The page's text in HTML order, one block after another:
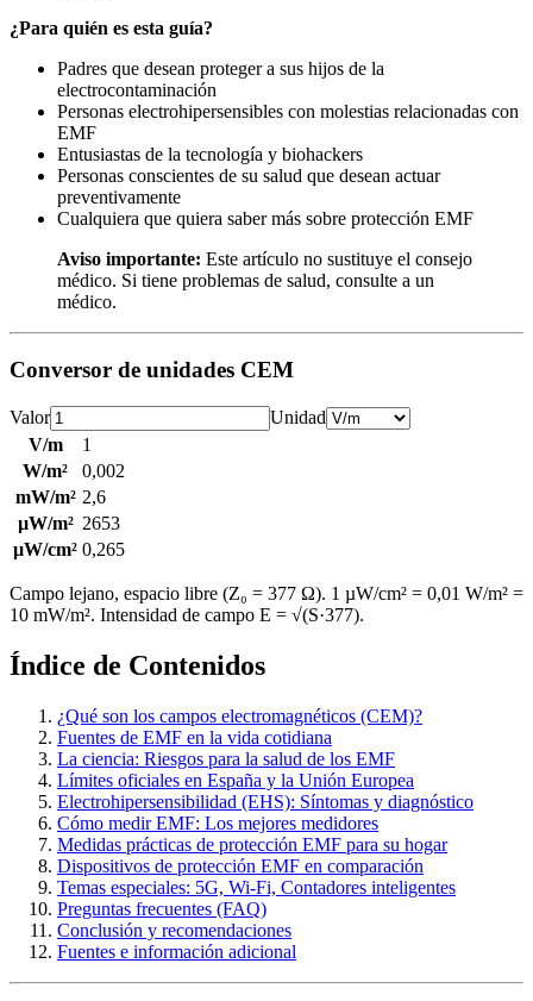
¿Para quién es esta guía?
Padres que desean proteger a sus hijos de la
electrocontaminación
Personas electrohipersensibles con molestias relacionadas con
EMF
Entusiastas de la tecnología y biohackers
Personas conscientes de su salud que desean actuar
preventivamente
Cualquiera que quiera saber más sobre protección EMF
Aviso importante: Este artículo no sustituye el consejo
médico. Si tiene problemas de salud, consulte a un
médico.
Conversor de unidades CEM
Valor
Unidad
V/m
1
W/m²
0,002
mW/m² 2,6
µW/m² 2653
µW/cm² 0,265
Campo lejano, espacio libre (Z₀ = 377 Ω). 1 µW/cm² = 0,01 W/m² =
10 mW/m². Intensidad de campo E = √(S·377).
Índice de Contenidos
¿Qué son los campos electromagnéticos (CEM)?
Fuentes de EMF en la vida cotidiana
La ciencia: Riesgos para la salud de los EMF
Límites oficiales en España y la Unión Europea
Electrohipersensibilidad (EHS): Síntomas y diagnóstico
Cómo medir EMF: Los mejores medidores
Medidas prácticas de protección EMF para su hogar
Dispositivos de protección EMF en comparación
Temas especiales: 5G, Wi-Fi, Contadores inteligentes
Preguntas frecuentes (FAQ)
Conclusión y recomendaciones
Fuentes e información adicional